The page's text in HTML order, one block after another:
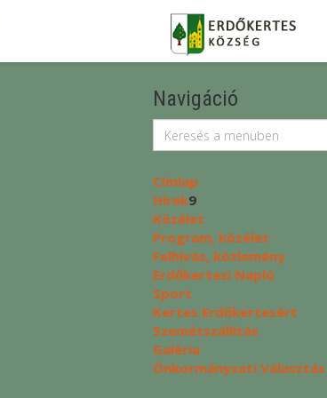
Navigáció
Címlap
Hírek9
Közélet
Program, közélet
Felhívás, közlemény
Erdőkertesi Napló
Sport
Kertes Erdőkertesért
Szemétszállítás
Galéria
Önkormányzati Választás